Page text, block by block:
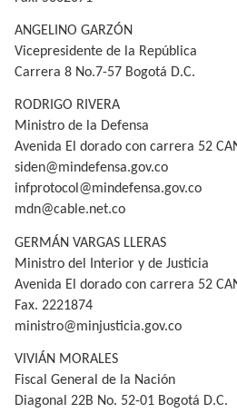
ANGELINO GARZÓN
Vicepresidente de la República
Carrera 8 No.7-57 Bogotá D.C.
RODRIGO RIVERA
Ministro de la Defensa
Avenida El dorado con carrera 52
siden@mindefensa.gov.co
infprotocol@mindefensa.gov.co
mdn@cable.net.co
GERMÁN VARGAS LLERAS
Ministro del Interior y de Justicia
Avenida El dorado con carrera 52
Fax. 2221874
ministro@minjusticia.gov.co
VIVIÁN MORALES
Fiscal General de la Nación
Diagonal 22B No. 52-01 Bogotá D.C.